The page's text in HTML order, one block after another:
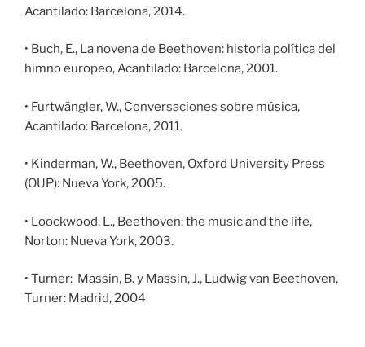
Acantilado: Barcelona, 2014.
• Buch, E., La novena de Beethoven: historia política del
himno europeo, Acantilado: Barcelona, 2001.
• Furtwängler, W., Conversaciones sobre música,
Acantilado: Barcelona, 2011.
• Kinderman, W., Beethoven, Oxford University Press
(OUP): Nueva York, 2005.
• Loockwood, L., Beethoven: the music and the life,
Norton: Nueva York, 2003.
• Turner: Massin, B. y Massin, J., Ludwig van Beethoven,
Turner: Madrid, 2004